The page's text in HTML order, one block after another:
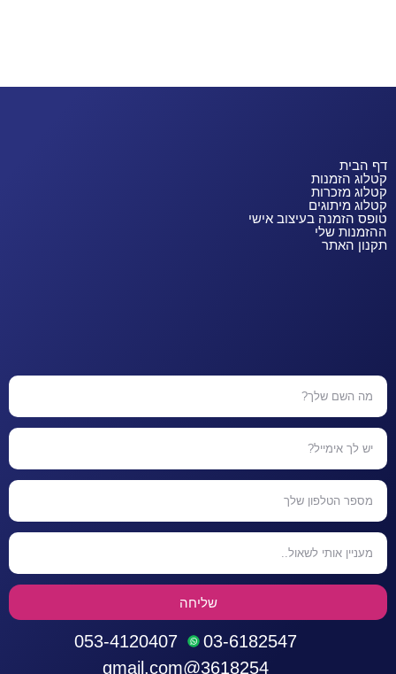
דף הבית
קטלוג הזמנות
קטלוג מזכרות
קטלוג מיתוגים
טופס הזמנה בעיצוב אישי
ההזמנות שלי
תקנון האתר
שליחה
03-6182547
053-4120407
3618254@gmail.com